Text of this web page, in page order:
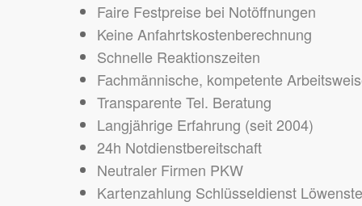
Faire Festpreise bei Notöffnungen
Keine Anfahrtskostenberechnung
Schnelle Reaktionszeiten
Fachmännische, kompetente
Transparente Tel. Beratung
Langjährige Erfahrung (seit 2004)
24h Notdienstbereitschaft
Neutraler Firmen PKW
Kartenzahlung Schlüsseldienst